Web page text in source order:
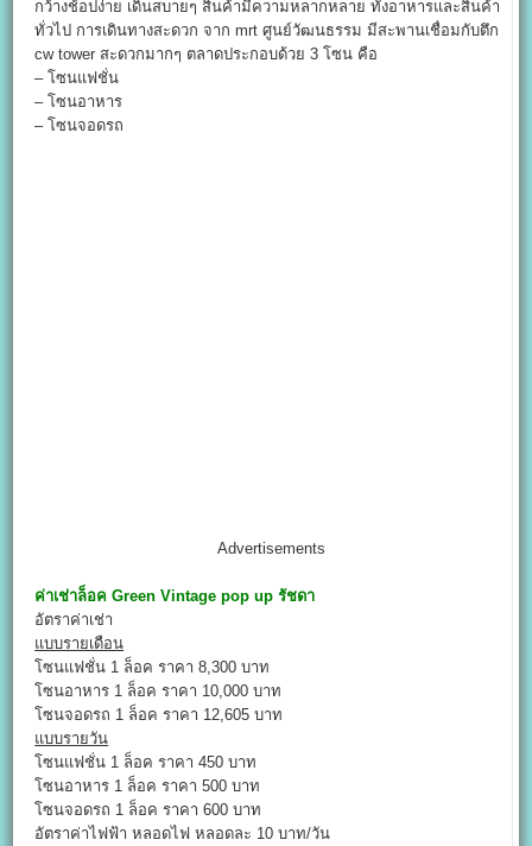
กว้างช้อปง่าย เดินสบายๆ สินค้ามีความหลากหลาย ทั้งอาหารและสินค้า
ทั่วไป การเดินทางสะดวก จาก mrt ศูนย์วัฒนธรรม มีสะพานเชื่อมกับตึก
cw tower สะดวกมากๆ ตลาดประกอบด้วย 3 โซน คือ
– โซนแฟชั่น
– โซนอาหาร
– โซนจอดรถ
Advertisements
ค่าเช่าล็อค Green Vintage pop upรัชดา
อัตราค่าเช่า
แบบรายเดือน
โซนแฟชั่น 1 ล็อค ราคา 8,300 บาท
โซนอาหาร 1 ล็อค ราคา 10,000 บาท
โซนจอดรถ 1 ล็อค ราคา 12,605 บาท
แบบรายวัน
โซนแฟชั่น 1 ล็อค ราคา 450 บาท
โซนอาหาร 1 ล็อค ราคา 500 บาท
โซนจอดรถ 1 ล็อค ราคา 600 บาท
อัตราค่าไฟฟ้า หลอดไฟ หลอดละ 10 บาท/วัน